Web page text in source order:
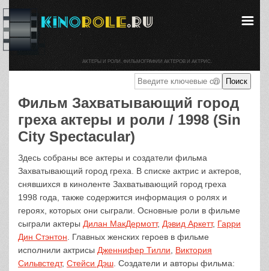
Фильм Захватывающий город
греха актеры и роли / 1998 (Sin
City Spectacular)
Здесь собраны все актеры и создатели фильма
Захватывающий город греха. В списке актрис и актеров,
снявшихся в киноленте Захватывающий город греха
1998 года, также содержится информация о ролях и
героях, которых они сыграли. Основные роли в фильме
сыграли актеры Дилан МакДермотт, Дэвид Аркетт, Гарри
Дин Стэнтон . Главных женских героев в фильме
исполнили актрисы Дженнифер Тилли
Виктория
Сильвстедт, Стейси Дэш . Создатели и авторы фильма:
АКТЕРЫ И РОЛИ. ФИЛЬМОГРАФИИ АКТЕРОВ И АКТРИС.